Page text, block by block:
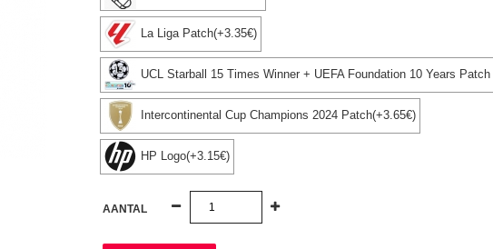
La Liga Patch(+3.35€)
UCL Starball 15 Times Winner + UEFA Foundation 10 Years
Intercontinental Cup Champions 2024 Patch(+3.65€)
HP Logo(+3.15€)
AANTAL